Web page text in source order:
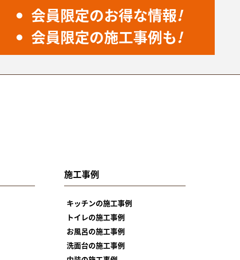
会員限定のお得な情報!
会員限定の施工事例も!
施工事例
キッチンの施工事例
トイレの施工事例
お風呂の施工事例
洗面台の施工事例